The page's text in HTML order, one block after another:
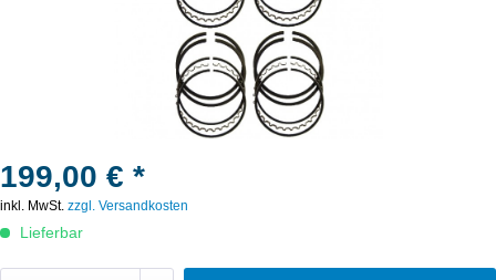
199,00 € *
inkl. MwSt. zzgl. Versandkosten
Lieferbar